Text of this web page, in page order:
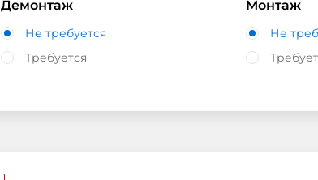
Демонтаж
Не требуется
Требуется
Монтаж
Не